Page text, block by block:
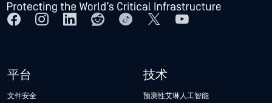
平台
文件安全
技术
预测性艾琳人工智能